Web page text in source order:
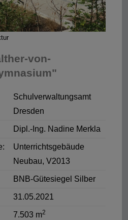
von-
Schulverwaltungsamt
Dresden
Dipl.-Ing. Nadine Merkla
Unterrichtsgebäude
Neubau, V2013
BNB-Gütesiegel Silber
31.05.2021
7.503 m2